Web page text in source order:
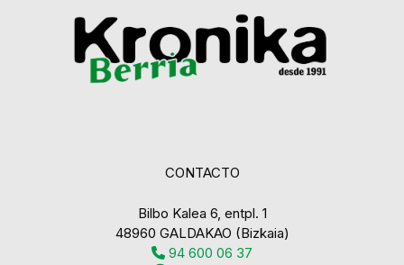
CONTACTO
Bilbo Kalea 6, entpl. 1
48960 GALDAKAO (Bizkaia)
94 600 06 37